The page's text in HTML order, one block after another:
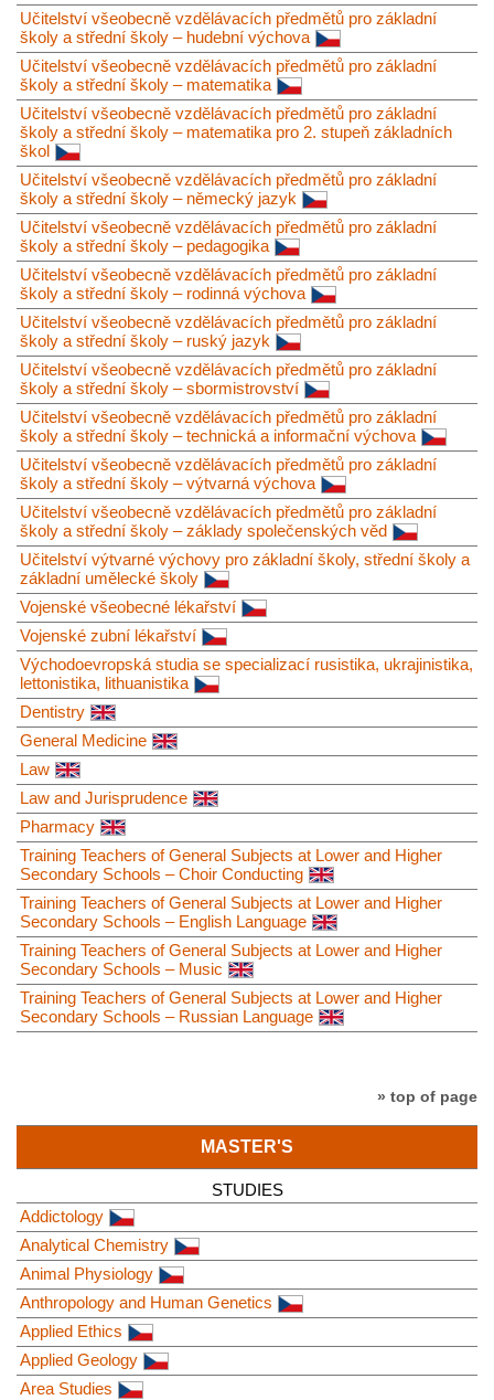
Učitelství všeobecně vzdělávacích předmětů pro základní
školy a střední školy – hudební výchova
Učitelství všeobecně vzdělávacích předmětů pro základní
školy a střední školy – matematika
Učitelství všeobecně vzdělávacích předmětů pro základní
školy a střední školy – matematika pro 2. stupeň základních
škol
Učitelství všeobecně vzdělávacích předmětů pro základní
školy a střední školy – německý jazyk
Učitelství všeobecně vzdělávacích předmětů pro základní
školy a střední školy – pedagogika
Učitelství všeobecně vzdělávacích předmětů pro základní
školy a střední školy – rodinná výchova
Učitelství všeobecně vzdělávacích předmětů pro základní
školy a střední školy – ruský jazyk
Učitelství všeobecně vzdělávacích předmětů pro základní
školy a střední školy – sbormistrovství
Učitelství všeobecně vzdělávacích předmětů pro základní
školy a střední školy – technická a informační výchova
Učitelství všeobecně vzdělávacích předmětů pro základní
školy a střední školy – výtvarná výchova
Učitelství všeobecně vzdělávacích předmětů pro základní
školy a střední školy – základy společenských věd
Učitelství výtvarné výchovy pro základní školy, střední školy a
základní umělecké školy
Vojenské všeobecné lékařství
Vojenské zubní lékařství
Východoevropská studia se specializací rusistika, ukrajinistika,
lettonistika, lithuanistika
Dentistry
General Medicine
Law
Law and Jurisprudence
Pharmacy
Training Teachers of General Subjects at Lower and Higher
Secondary Schools – Choir Conducting
Training Teachers of General Subjects at Lower and Higher
Secondary Schools – English Language
Training Teachers of General Subjects at Lower and Higher
Secondary Schools – Music
Training Teachers of General Subjects at Lower and Higher
Secondary Schools – Russian Language
» top of page
MASTER'S
STUDIES
Addictology
Analytical Chemistry
Animal Physiology
Anthropology and Human Genetics
Applied Ethics
Applied Geology
Area Studies